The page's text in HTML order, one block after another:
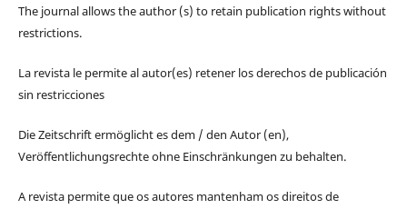
The journal allows the author (s) to retain publication rights without
restrictions.
La revista le permite al autor(es) retener los derechos de publicación
sin restricciones
Die Zeitschrift ermöglicht es dem / den Autor (en),
Veröffentlichungsrechte ohne Einschränkungen zu behalten.
A revista permite que os autores mantenham os direitos de